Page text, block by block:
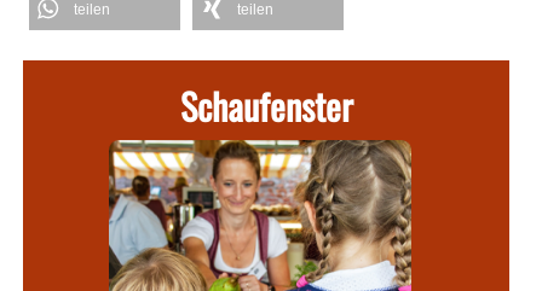
teilen teilen
Schaufenster